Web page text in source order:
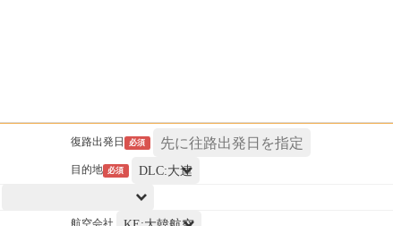
復路出発日 必須
目的地 必須
航空会社